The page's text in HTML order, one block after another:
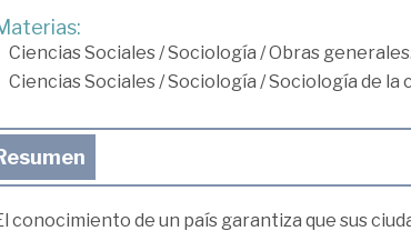
Ciencias Sociales/Sociología /Obras
Ciencias Sociales/Sociología /Sociología de la
conocimiento de un país garantiza que sus